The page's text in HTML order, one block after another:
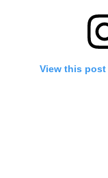
View this